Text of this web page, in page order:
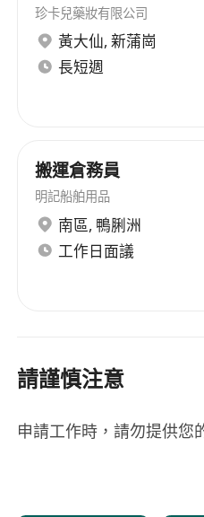
珍卡兒藥妝有限公司
黃大仙, 新蒲崗
長短週
搬運倉務員
明記船舶用品
南區, 鴨脷洲
工作日面議
請謹慎注意
申請工作時，請勿提供您